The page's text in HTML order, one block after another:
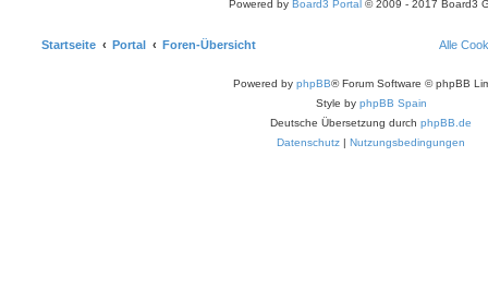
Powered by Board3 Portal © 2009 - 2017 Board3
Startseite Portal Foren-Übersicht Alle
Powered by phpBB® Forum Software © phpBB
Style by phpBB Spain
Deutsche Übersetzung durch phpBB.de
Datenschutz | Nutzungsbedingungen